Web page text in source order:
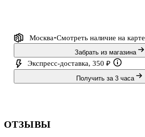
Москва Смотреть наличие на карте
Забрать из магазина
Экспресс-доставка, 350 ₽
Получить за 3 часа
ОТЗЫВЫ